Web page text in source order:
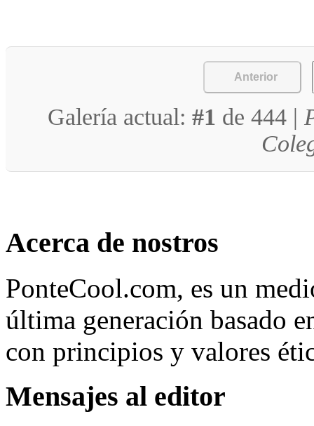
Anterior
Galería actual: #1 de 444 |
Acerca de nostros
PonteCool.com, es un
última generación basado
con principios y valores
Mensajes al editor